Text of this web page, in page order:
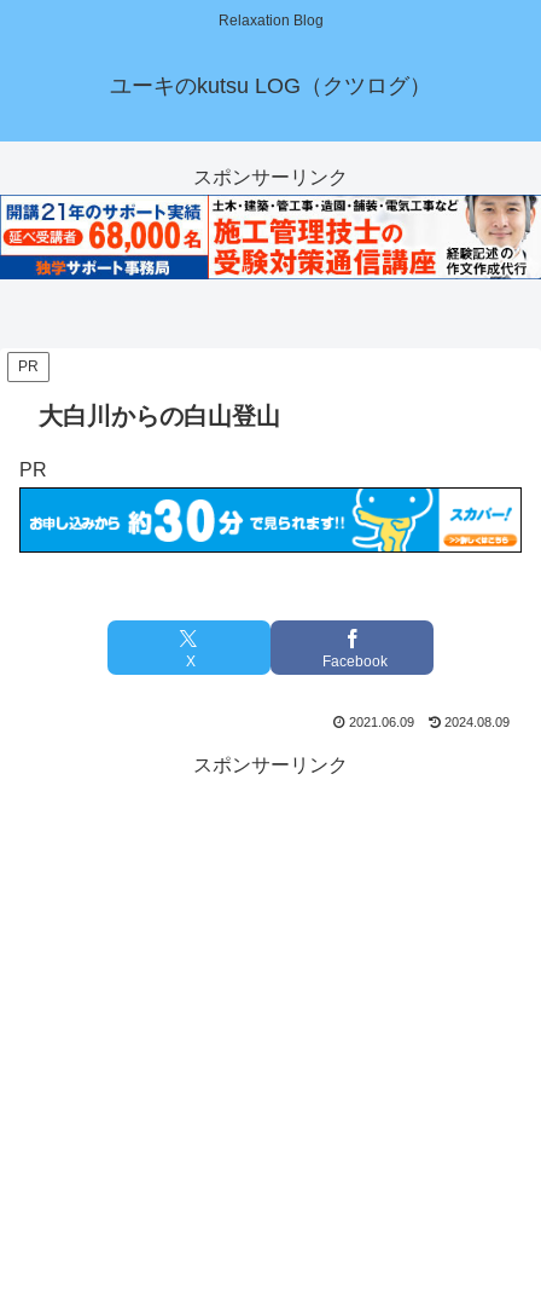
Relaxation Blog
ユーキのkutsu LOG（クツログ）
スポンサーリンク
PR
大白川からの白山登山
PR
X Facebook
2021.06.09 2024.08.09
スポンサーリンク